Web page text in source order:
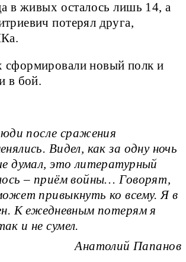
в живых осталось лишь 14, а
потерял друга,
новый полк и
в бой.
после сражения
Видел, как за одну ночь
думал, это литературный
– приём войны… Говорят,
привыкнуть ко всему. Я в
К ежедневным потерям я
и не сумел.
Анатолий Папанов